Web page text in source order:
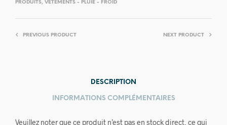
PRODUITS, VÊTEMENTS - PLUIE - FROID
PREVIOUS PRODUCT NEXT PRODUCT
DESCRIPTION
INFORMATIONS COMPLÉMENTAIRES
Veuillez noter que ce produit n’est pas en stock direct, ce qui